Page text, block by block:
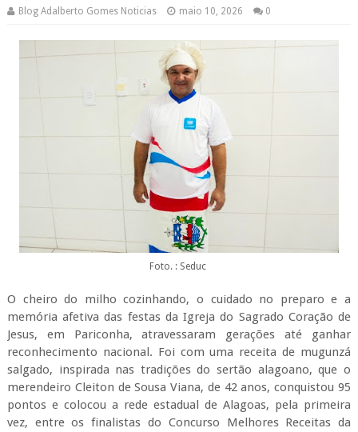
Blog Adalberto Gomes Noticias maio 10, 2026 0
Foto. : Seduc
O cheiro do milho cozinhando, o cuidado no preparo e a
memória afetiva das festas da Igreja do Sagrado Coração de
Jesus, em Pariconha, atravessaram gerações até ganhar
reconhecimento nacional. Foi com uma receita de mugunzá
salgado, inspirada nas tradições do sertão alagoano, que o
merendeiro Cleiton de Sousa Viana, de 42 anos, conquistou 95
pontos e colocou a rede estadual de Alagoas, pela primeira
vez, entre os finalistas do Concurso Melhores Receitas da